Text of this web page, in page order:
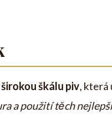
širokou škálu piv, která
a použití těch